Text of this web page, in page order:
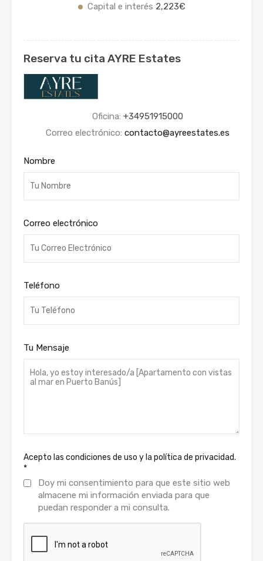
Capital e interés 2,223€
Reserva tu cita AYRE Estates
Oficina: +34951915000
Correo electrónico: contacto@ayreestates.es
Nombre
Correo electrónico
Teléfono
Tu Mensaje
Acepto las condiciones de uso y la política de privacidad.
*
Doy mi consentimiento para que este sitio web
almacene mi información enviada para que
puedan responder a mi consulta.